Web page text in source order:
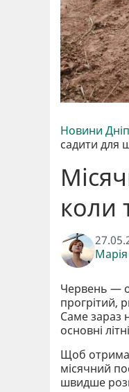
Новини
садити для
коли
Червень —
прогрітий,
Саме зараз
основні
Щоб
місячний
швидше